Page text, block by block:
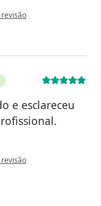
do utilizador Tobias
e esclareceu
do utilizador Carlos P.